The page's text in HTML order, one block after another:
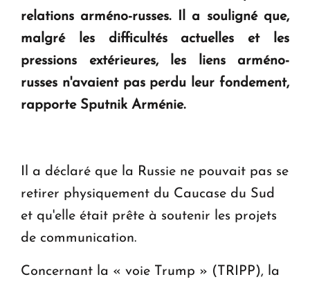
KASA : 30 ans d'audace, de résilience et d'avenir
en Arménie
relations arméno-russes. Il a souligné que,
malgré les difficultés actuelles et les
pressions extérieures, les liens arméno-
russes n'avaient pas perdu leur fondement,
rapporte Sputnik Arménie.
Il a déclaré que la Russie ne pouvait pas se
retirer physiquement du Caucase du Sud
et qu'elle était prête à soutenir les projets
de communication.
Concernant la « voie Trump » (TRIPP), la